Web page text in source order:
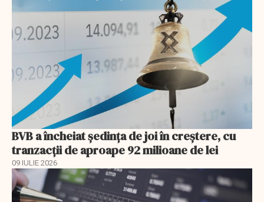
BVB a încheiat ședința de joi în creștere, cu
tranzacții de aproape 92 milioane de lei
09 IULIE 2026